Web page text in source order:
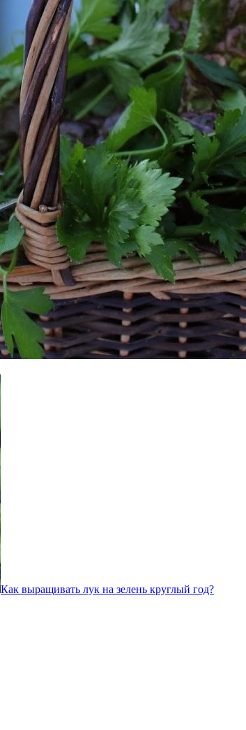
Как выращивать лук на зелень круглый год?